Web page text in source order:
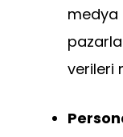
medya
verileri